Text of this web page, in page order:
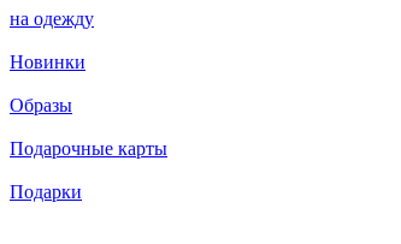
на одежду
Новинки
Образы
Подарочные карты
Подарки